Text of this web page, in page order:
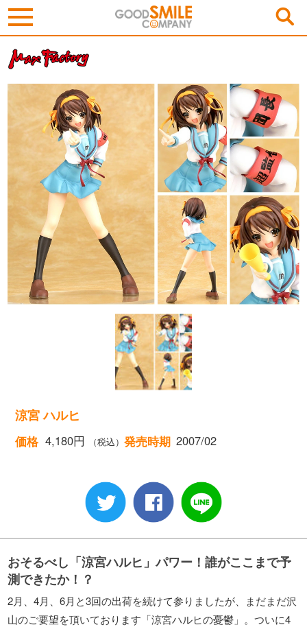
涼宮 ハルヒ
価格 4,180円 （税込） 発売時期 2007/02
おそるべし「涼宮ハルヒ」パワー！誰がここまで予
測できたか！？
2月、4月、6月と3回の出荷を続けて参りましたが、まだまだ沢
山のご要望を頂いております「涼宮ハルヒの憂鬱」。ついに4